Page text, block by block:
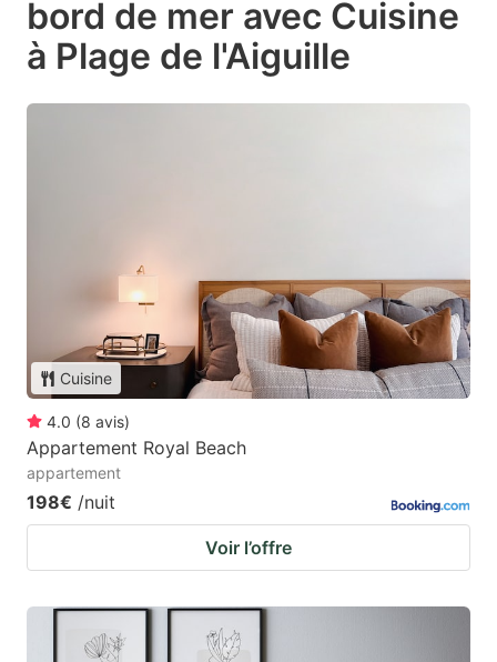
bord de mer avec Cuisine
à Plage de l'Aiguille
Cuisine
4.0 (8 avis)
Appartement Royal Beach
appartement
198€ /nuit
Voir l’offre